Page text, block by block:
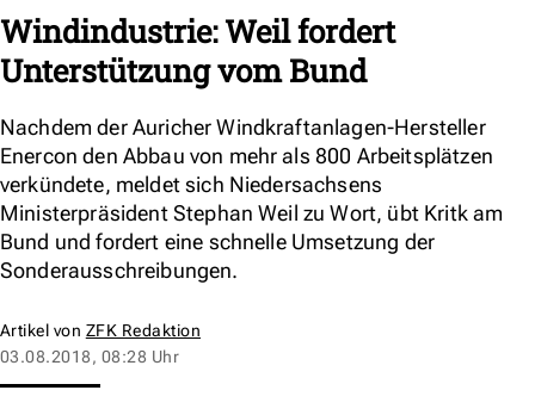
Windindustrie: Weil fordert
Unterstützung vom Bund
Nachdem der Auricher Windkraftanlagen-Hersteller
Enercon den Abbau von mehr als 800 Arbeitsplätzen
verkündete, meldet sich Niedersachsens
Ministerpräsident Stephan Weil zu Wort, übt Kritk am
Bund und fordert eine schnelle Umsetzung der
Sonderausschreibungen.
Artikel von ZFK Redaktion
03.08.2018, 08:28 Uhr